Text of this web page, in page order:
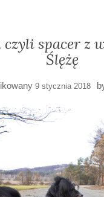
czyli spacer z
Ślężę
9 stycznia 2018